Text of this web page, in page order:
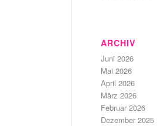
ARCHIV
Juni 2026
Mai 2026
April 2026
März 2026
Februar 2026
Dezember 2025